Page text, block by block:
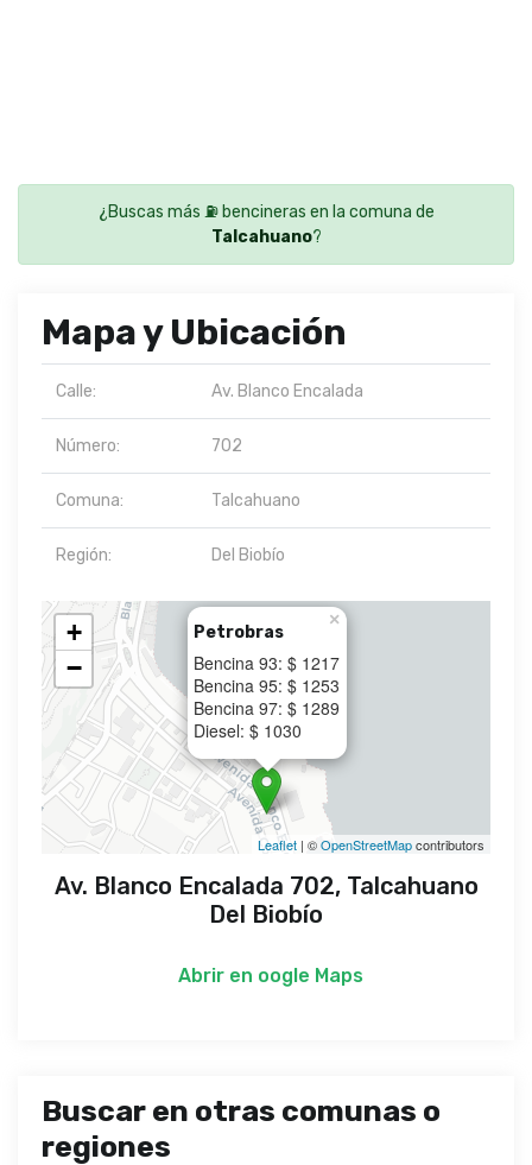
¿Buscas más ⛽ bencineras en la comuna de
Talcahuano?
Mapa y Ubicación
Calle: Av. Blanco Encalada
Número: 702
Comuna: Talcahuano
Región: Del Biobío
Petrobras
Bencina 93: $ 1217
Bencina 95: $ 1253
Bencina 97: $ 1289
Diesel: $ 1030
×
+
−
Leaflet | ©OpenStreetMapcontributors
Av. Blanco Encalada 702, Talcahuano
Del Biobío
Abrir en oogle Maps
Buscar en otras comunas o
regiones